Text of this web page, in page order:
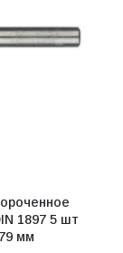
1897 5 шт
мм